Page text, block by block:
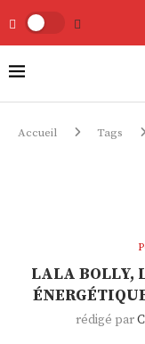
Accueil Tags
LALA BOLLY,
rédigé par